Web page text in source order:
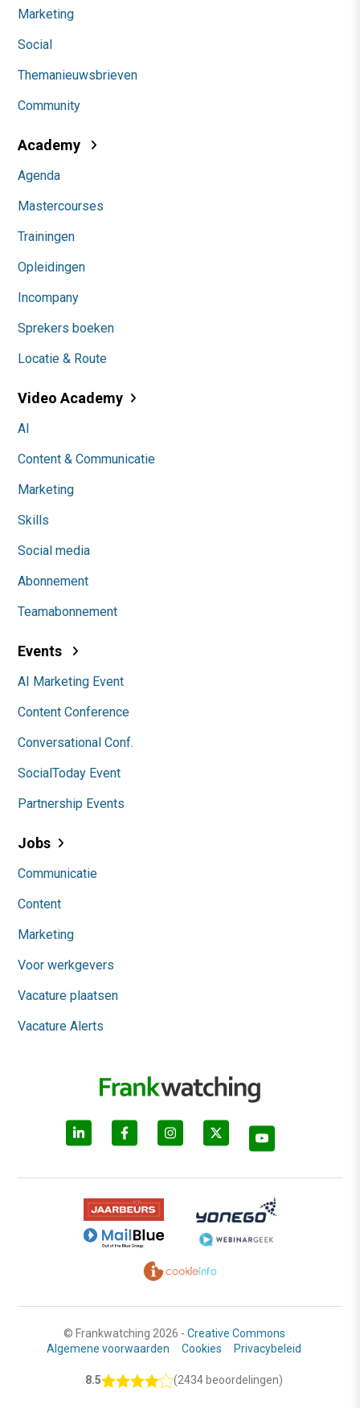
Marketing
Social
Themanieuwsbrieven
Community
Academy
Agenda
Mastercourses
Trainingen
Opleidingen
Incompany
Sprekers boeken
Locatie & Route
Video Academy
AI
Content & Communicatie
Marketing
Skills
Social media
Abonnement
Teamabonnement
Events
AI Marketing Event
Content Conference
Conversational Conf.
SocialToday Event
Partnership Events
Jobs
Communicatie
Content
Marketing
Voor werkgevers
Vacature plaatsen
Vacature Alerts
© Frankwatching 2026 - Creative Commons
Algemene voorwaarden
Cookies Privacybeleid
8.5 (2434 beoordelingen)